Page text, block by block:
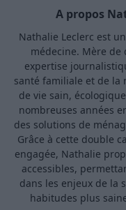
A propos
Nathalie Leclerc est
médecine. Mère
expertise
santé familiale et de la
de vie sain,
nombreuses années
des solutions de
Grâce à cette double
engagée, Nathalie
accessibles,
dans les enjeux de la
habitudes plus